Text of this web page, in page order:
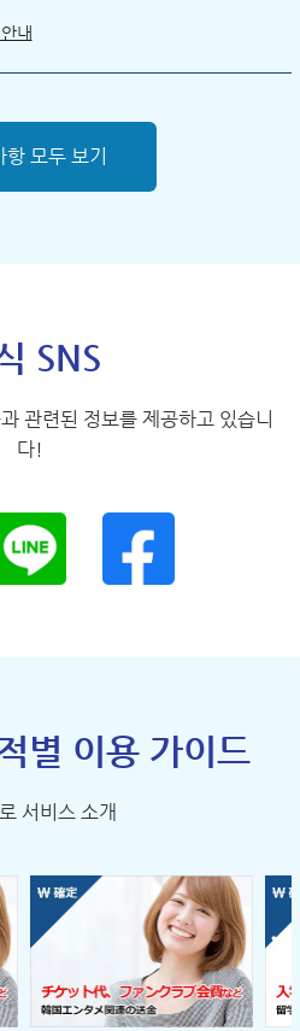
내
모두 보기
SNS
관련된 정보를 제공하고 있습니
다!
별 이용 가이드
서비스 소개